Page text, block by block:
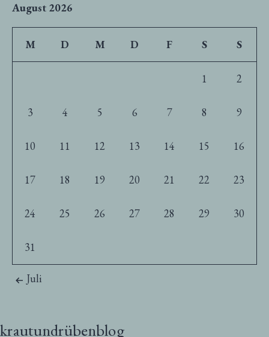
August 2026
M D M D F S S
1 2
3 4 5 6 7 8 9
10 11 12 13 14 15 16
17 18 19 20 21 22 23
24 25 26 27 28 29 30
31
Juli
krautundrübenblog